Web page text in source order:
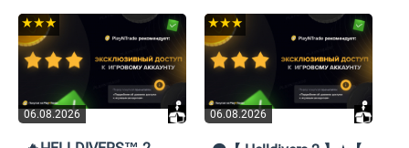
06.08.2026
★★★
06.08.2026
★★★